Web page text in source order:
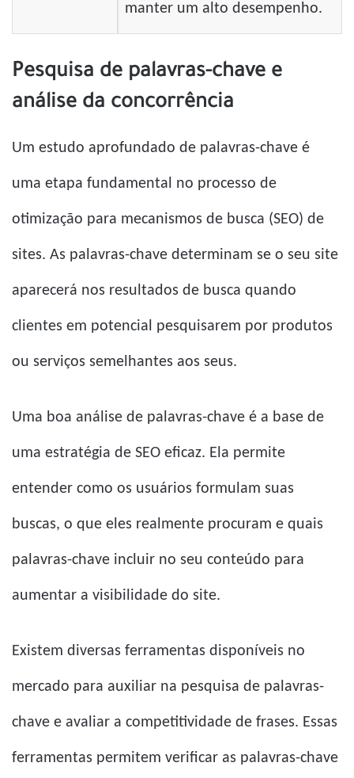
manter um alto desempenho.
Pesquisa de palavras-chave e
análise da concorrência
Um estudo aprofundado de palavras-chave é
uma etapa fundamental no processo de
otimização para mecanismos de busca (SEO) de
sites. As palavras-chave determinam se o seu site
aparecerá nos resultados de busca quando
clientes em potencial pesquisarem por produtos
ou serviços semelhantes aos seus.
Uma boa análise de palavras-chave é a base de
uma estratégia de SEO eficaz. Ela permite
entender como os usuários formulam suas
buscas, o que eles realmente procuram e quais
palavras-chave incluir no seu conteúdo para
aumentar a visibilidade do site.
Existem diversas ferramentas disponíveis no
mercado para auxiliar na pesquisa de palavras-
chave e avaliar a competitividade de frases. Essas
ferramentas permitem verificar as palavras-chave